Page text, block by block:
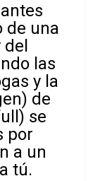
de una
las
y la
de
se
por
a un
tú.